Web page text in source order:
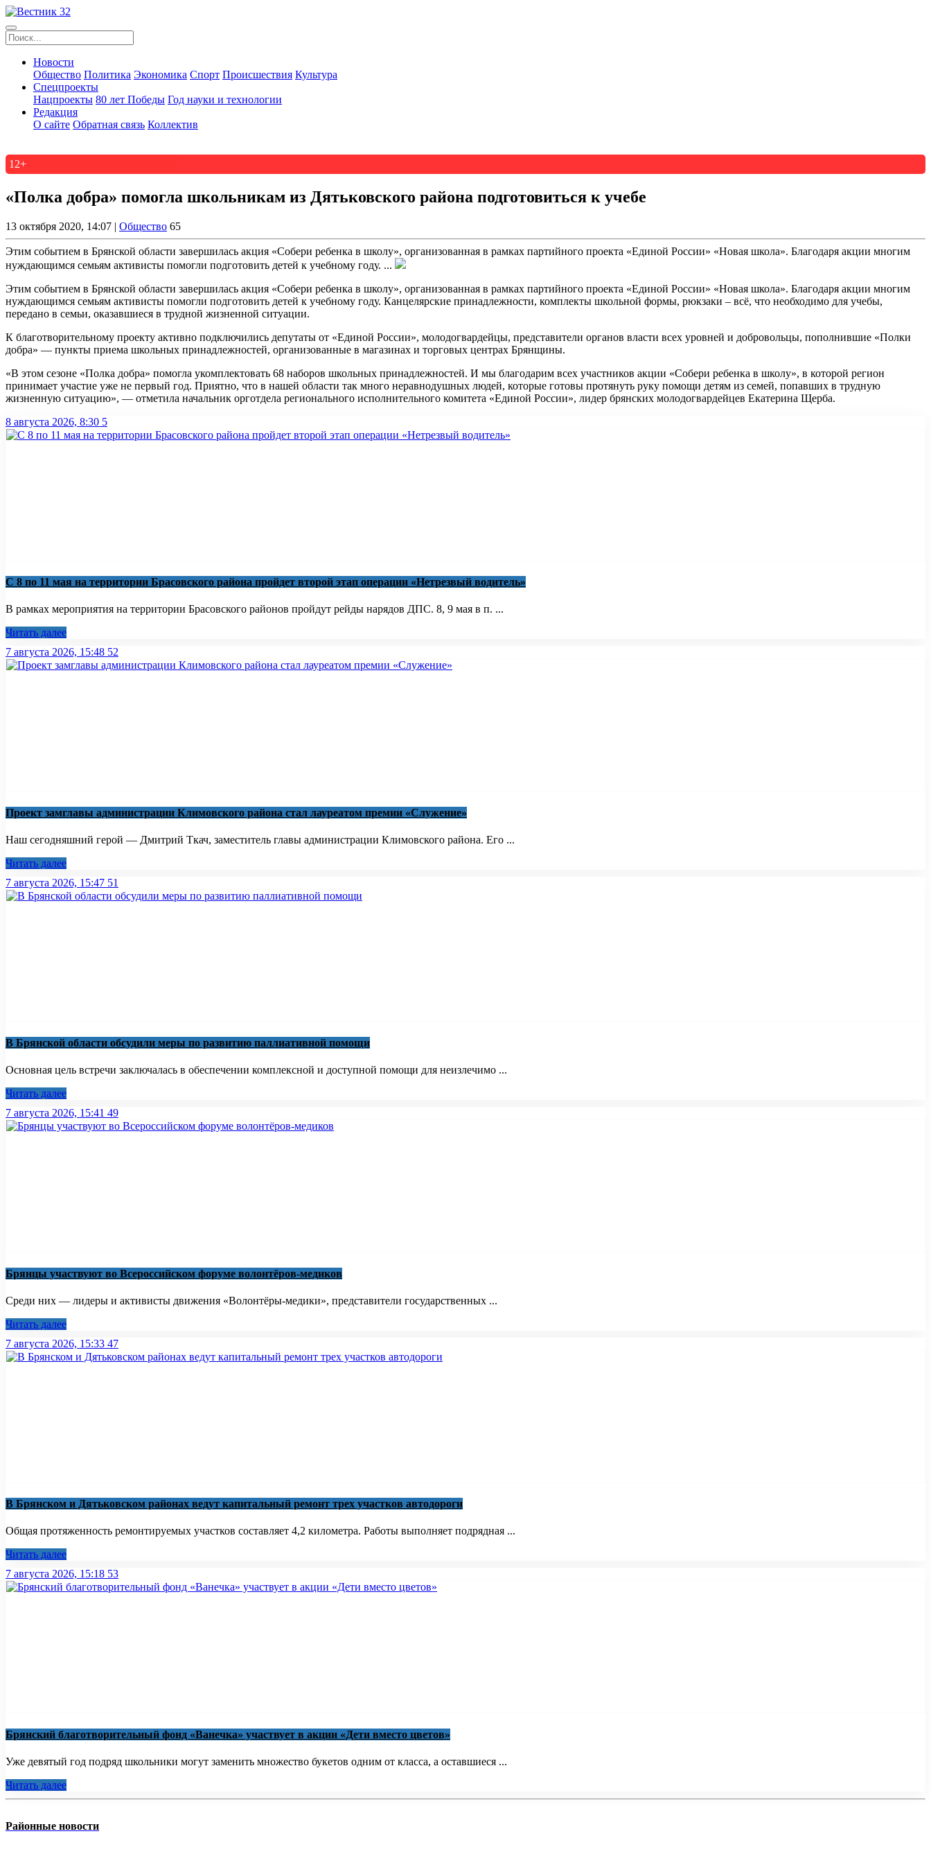
Новости
Общество Политика Экономика Спорт Происшествия Культура
Спецпроекты
Нацпроекты 80 лет Победы Год науки и технологии
Редакция
О сайте Обратная связь Коллектив
12+
«Полка добра» помогла школьникам из Дятьковского района подготовиться к учебе
13 октября 2020, 14:07 | Общество 65
Этим событием в Брянской области завершилась акция «Собери ребенка в школу», организованная в рамках партийного проекта «Единой России» «Новая школа». Благодаря акции многим
нуждающимся семьям активисты помогли подготовить детей к учебному году. ...
Этим событием в Брянской области завершилась акция «Собери ребенка в школу», организованная в рамках партийного проекта «Единой России» «Новая школа». Благодаря акции многим
нуждающимся семьям активисты помогли подготовить детей к учебному году. Канцелярские принадлежности, комплекты школьной формы, рюкзаки – всё, что необходимо для учебы,
передано в семьи, оказавшиеся в трудной жизненной ситуации.
К благотворительному проекту активно подключились депутаты от «Единой России», молодогвардейцы, представители органов власти всех уровней и добровольцы, пополнившие «Полки
добра» — пункты приема школьных принадлежностей, организованные в магазинах и торговых центрах Брянщины.
«В этом сезоне «Полка добра» помогла укомплектовать 68 наборов школьных принадлежностей. И мы благодарим всех участников акции «Собери ребенка в школу», в которой регион
принимает участие уже не первый год. Приятно, что в нашей области так много неравнодушных людей, которые готовы протянуть руку помощи детям из семей, попавших в трудную
жизненную ситуацию», — отметила начальник орготдела регионального исполнительного комитета «Единой России», лидер брянских молодогвардейцев Екатерина Щерба.
8 августа 2026, 8:30 5
С 8 по 11 мая на территории Брасовского района пройдет второй этап операции «Нетрезвый водитель»
В рамках мероприятия на территории Брасовского районов пройдут рейды нарядов ДПС. 8, 9 мая в п. ...
Читать далее
7 августа 2026, 15:48 52
Проект замглавы администрации Климовского района стал лауреатом премии «Служение»
Наш сегодняшний герой — Дмитрий Ткач, заместитель главы администрации Климовского района. Его ...
Читать далее
7 августа 2026, 15:47 51
В Брянской области обсудили меры по развитию паллиативной помощи
Основная цель встречи заключалась в обеспечении комплексной и доступной помощи для неизлечимо ...
Читать далее
7 августа 2026, 15:41 49
Брянцы участвуют во Всероссийском форуме волонтёров-медиков
Среди них — лидеры и активисты движения «Волонтёры-медики», представители государственных ...
Читать далее
7 августа 2026, 15:33 47
В Брянском и Дятьковском районах ведут капитальный ремонт трех участков автодороги
Общая протяженность ремонтируемых участков составляет 4,2 километра. Работы выполняет подрядная ...
Читать далее
7 августа 2026, 15:18 53
Брянский благотворительный фонд «Ванечка» участвует в акции «Дети вместо цветов»
Уже девятый год подряд школьники могут заменить множество букетов одним от класса, а оставшиеся ...
Читать далее
Районные новости